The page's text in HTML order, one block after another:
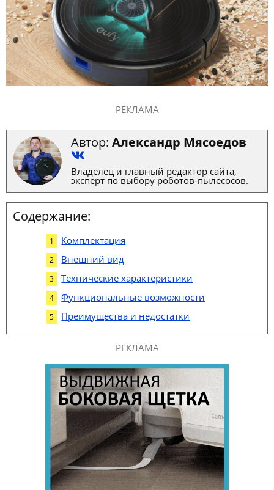
РЕКЛАМА
Автор: Александр Мясоедов
Владелец и главный редактор сайта,
эксперт по выбору роботов-пылесосов.
Содержание:
Комплектация
Внешний вид
Технические характеристики
Функциональные возможности
Преимущества и недостатки
РЕКЛАМА